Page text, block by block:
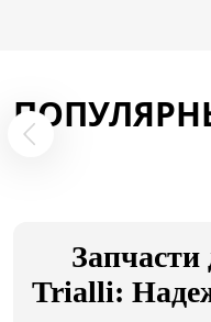
Запчасти
Trialli: